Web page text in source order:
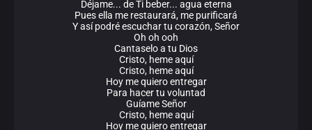
Déjame... de Ti beber... agua eterna
Pues ella me restaurará, me purificará
Y así podré escuchar tu corazón, Señor
Oh oh ooh
Cantaselo a tu Dios
Cristo, heme aquí
Cristo, heme aquí
Hoy me quiero entregar
Para hacer tu voluntad
Guíame Señor
Cristo, heme aquí
Hoy me quiero entregar